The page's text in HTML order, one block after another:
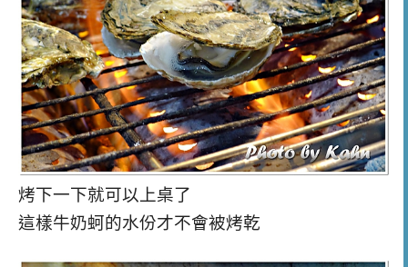
烤下一下就可以上桌了
這樣牛奶蚵的水份才不會被烤乾